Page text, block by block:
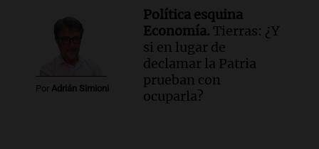
Por Adrián Simioni
Política esquina
Economía. Tierras: ¿Y
si en lugar de
declamar la Patria
prueban con
ocuparla?